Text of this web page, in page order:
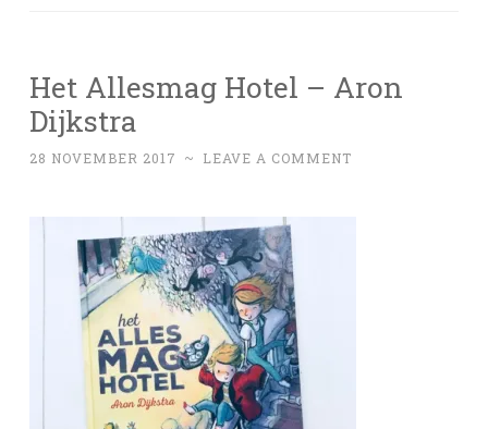
Het Allesmag Hotel – Aron
Dijkstra
28 NOVEMBER 2017 ~ LEAVE A COMMENT